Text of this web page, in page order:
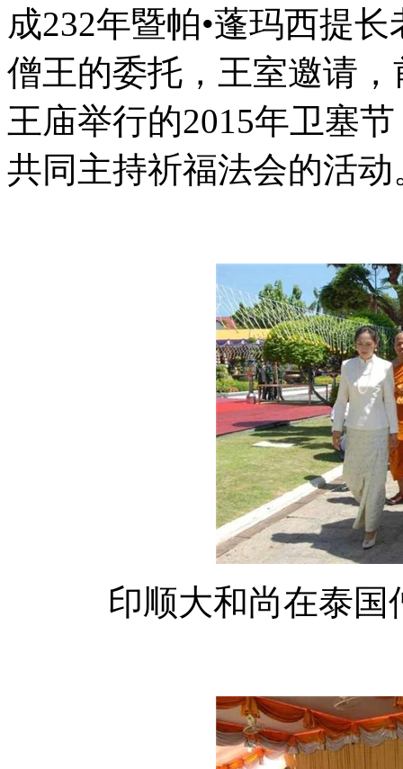
成232年暨帕•蓬玛西提
僧王的委托，王室邀请
王庙举行的2015年卫塞
共同主持祈福法会的活动
印顺大和尚在泰